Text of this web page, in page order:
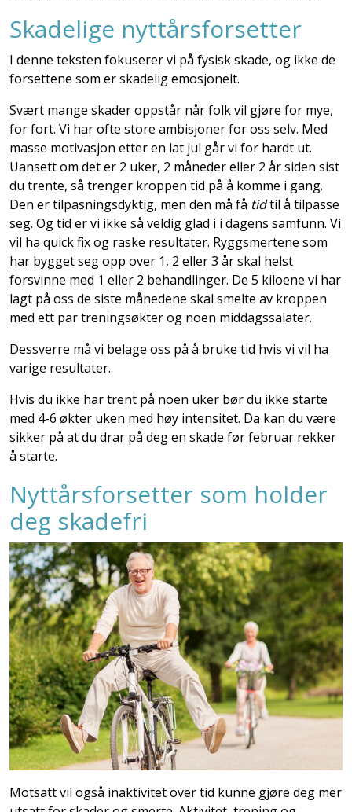
Skadelige nyttårsforsetter
I denne teksten fokuserer vi på fysisk skade, og ikke de
forsettene som er skadelig emosjonelt.
Svært mange skader oppstår når folk vil gjøre for mye,
for fort. Vi har ofte store ambisjoner for oss selv. Med
masse motivasjon etter en lat jul går vi for hardt ut.
Uansett om det er 2 uker, 2 måneder eller 2 år siden sist
du trente, så trenger kroppen tid på å komme i gang.
Den er tilpasningsdyktig, men den må få tidtil å tilpasse
seg. Og tid er vi ikke så veldig glad i i dagens samfunn. Vi
vil ha quick fix og raske resultater. Ryggsmertene som
har bygget seg opp over 1, 2 eller 3 år skal helst
forsvinne med 1 eller 2 behandlinger. De 5 kiloene vi har
lagt på oss de siste månedene skal smelte av kroppen
med ett par treningsøkter og noen middagssalater.
Dessverre må vi belage oss på å bruke tid hvis vi vil ha
varige resultater.
Hvis du ikke har trent på noen uker bør du ikke starte
med 4-6 økter uken med høy intensitet. Da kan du være
sikker på at du drar på deg en skade før februar rekker
å starte.
Nyttårsforsetter som holder
deg skadefri
Motsatt vil også inaktivitet over tid kunne gjøre deg mer